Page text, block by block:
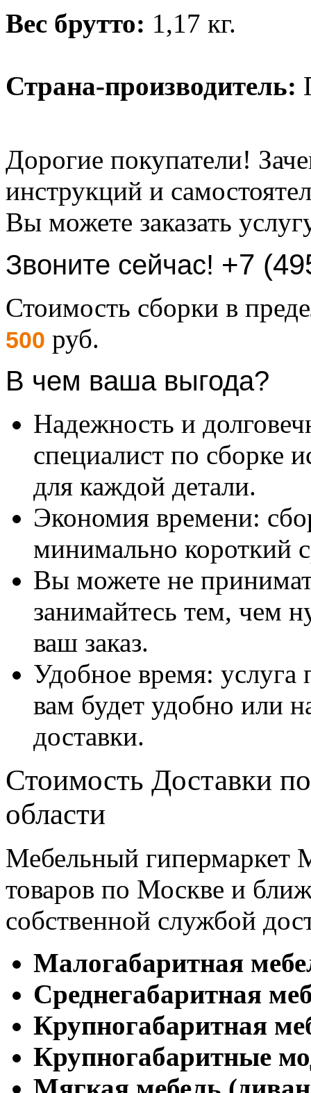
Вес брутто: 1,17 кг.
Страна-производитель:
Дорогие покупатели!
инструкций и
Вы можете заказать
Звоните сейчас! +7
Стоимость сборки в
500 руб.
В чем ваша выгода?
Надежность и
специалист по сборке
для каждой детали.
Экономия времени:
минимально короткий
Вы можете не
занимайтесь тем, чем
ваш заказ.
Удобное время: услуга
вам будет удобно или
доставки.
Стоимость Доставки
области
Мебельный гипермаркет
товаров по Москве и
собственной службой
Малогабаритная
Cреднегабаритная
Крупногабаритная
Крупногабаритные